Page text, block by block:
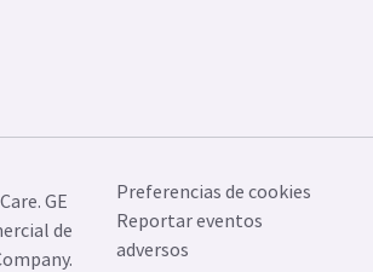
GE
de
Preferencias de cookies
Reportar eventos
adversos